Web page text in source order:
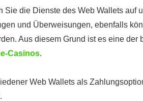
Sie die Dienste des Web Wallets auf
und Überweisungen, ebenfalls
Aus diesem Grund ist es eine der
Casinos.
Web Wallets als